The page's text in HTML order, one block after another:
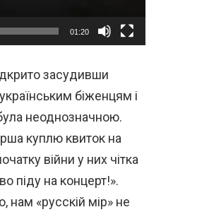
01:20
засудивши
біженцям і
неоднозначною.
куплю квиток на
війни у них чітка
піду на концерт!».
нам «русскій мір» не